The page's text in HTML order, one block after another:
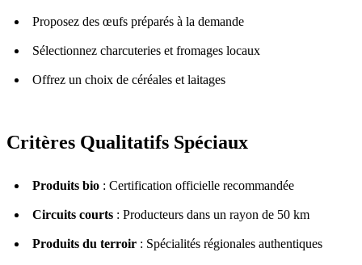
Proposez des œufs préparés à la demande
Sélectionnez charcuteries et fromages locaux
Offrez un choix de céréales et laitages
Critères Qualitatifs Spéciaux
Produits bio : Certification officielle recommandée
Circuits courts : Producteurs dans un rayon de 50 km
Produits du terroir : Spécialités régionales authentiques